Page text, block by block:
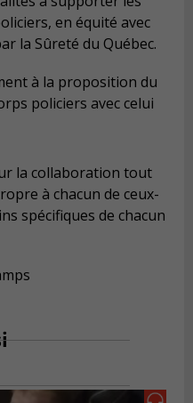
en équité avec
la Sûreté du Québec.
à la proposition du
policiers avec celui
la collaboration tout
à chacun de ceux-
spécifiques de chacun